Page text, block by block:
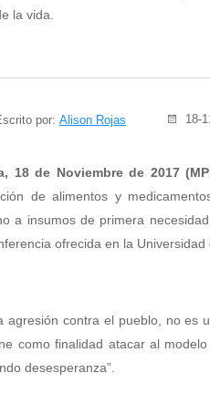
la vida.
por: Alison Rojas 18-
18 de Noviembre de 2017
de alimentos y
a insumos de primera
ofrecida en la Universidad
agresión contra el pueblo, no
como finalidad atacar al
desesperanza”.